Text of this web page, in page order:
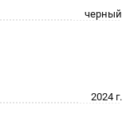
черный
2024 г.